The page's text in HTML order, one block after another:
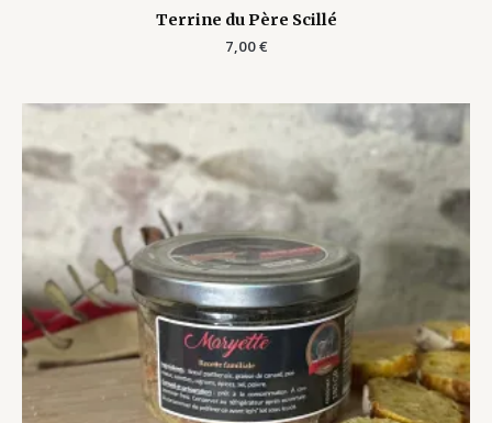
Terrine du Père Scillé
7,00€